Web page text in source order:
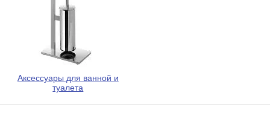
Аксессуары для ванной и
туалета